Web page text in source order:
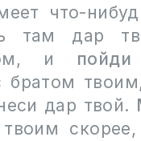
что-
там дар
и
братом
дар твой.